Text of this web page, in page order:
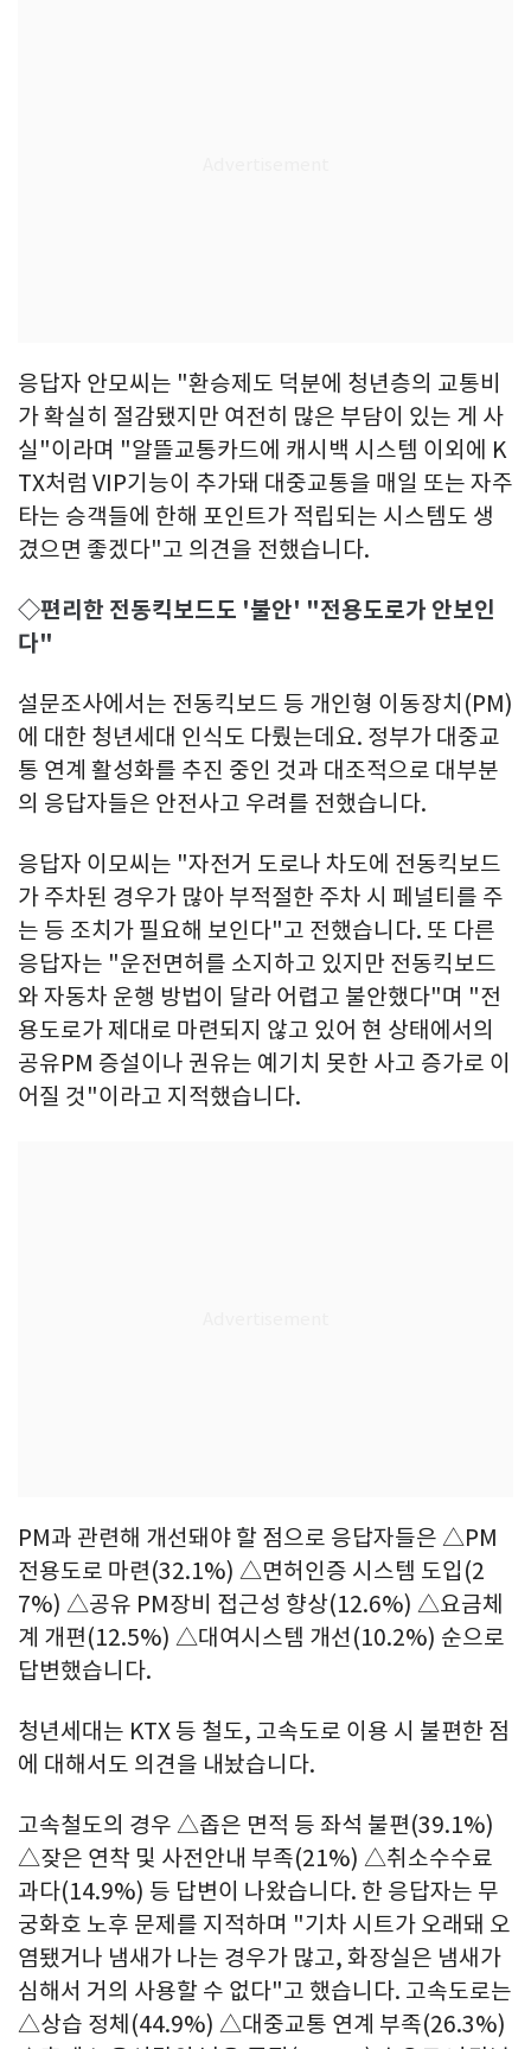
응답자 안모씨는 "환승제도 덕분에 청년층의 교통비
가 확실히 절감됐지만 여전히 많은 부담이 있는 게 사
실"이라며 "알뜰교통카드에 캐시백 시스템 이외에 K
TX처럼 VIP기능이 추가돼 대중교통을 매일 또는 자주
타는 승객들에 한해 포인트가 적립되는 시스템도 생
겼으면 좋겠다"고 의견을 전했습니다.
◇편리한 전동킥보드도 '불안' "전용도로가 안보인
다"
설문조사에서는 전동킥보드 등 개인형 이동장치(PM)
에 대한 청년세대 인식도 다뤘는데요. 정부가 대중교
통 연계 활성화를 추진 중인 것과 대조적으로 대부분
의 응답자들은 안전사고 우려를 전했습니다.
응답자 이모씨는 "자전거 도로나 차도에 전동킥보드
가 주차된 경우가 많아 부적절한 주차 시 페널티를 주
는 등 조치가 필요해 보인다"고 전했습니다. 또 다른
응답자는 "운전면허를 소지하고 있지만 전동킥보드
와 자동차 운행 방법이 달라 어렵고 불안했다"며 "전
용도로가 제대로 마련되지 않고 있어 현 상태에서의
공유PM 증설이나 권유는 예기치 못한 사고 증가로 이
어질 것"이라고 지적했습니다.
PM과 관련해 개선돼야 할 점으로 응답자들은 △PM
전용도로 마련(32.1%) △면허인증 시스템 도입(2
7%) △공유 PM장비 접근성 향상(12.6%) △요금체
계 개편(12.5%) △대여시스템 개선(10.2%) 순으로
답변했습니다.
청년세대는 KTX 등 철도, 고속도로 이용 시 불편한 점
에 대해서도 의견을 내놨습니다.
고속철도의 경우 △좁은 면적 등 좌석 불편(39.1%)
△잦은 연착 및 사전안내 부족(21%) △취소수수료
과다(14.9%) 등 답변이 나왔습니다. 한 응답자는 무
궁화호 노후 문제를 지적하며 "기차 시트가 오래돼 오
염됐거나 냄새가 나는 경우가 많고, 화장실은 냄새가
심해서 거의 사용할 수 없다"고 했습니다. 고속도로는
△상습 정체(44.9%) △대중교통 연계 부족(26.3%)